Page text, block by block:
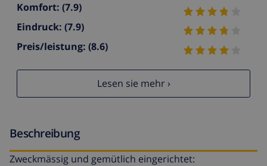
Komfort: (7.9)
Eindruck: (7.9)
Preis/leistung: (8.6)
Lesen sie mehr ›
Beschreibung
Zweckmässig und gemütlich eingerichtet: